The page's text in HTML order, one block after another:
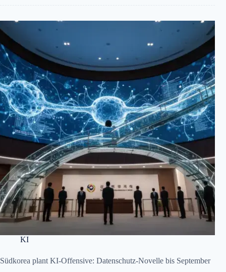
KI
Südkorea plant KI-Offensive: Datenschutz-Novelle bis September